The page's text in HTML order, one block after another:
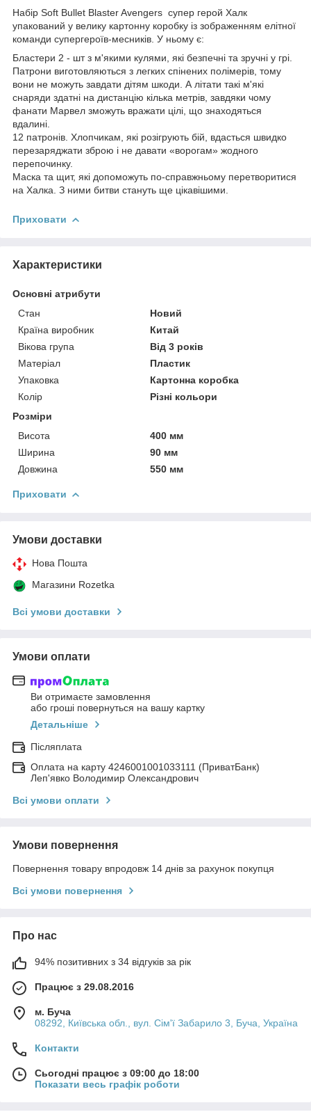
Набір Soft Bullet Blaster Avengers супер герой Халк
упакований у велику картонну коробку із зображенням елітної
команди супергероїв-месників. У ньому є:
Бластери 2 - шт з м'якими кулями, які безпечні та зручні у грі.
Патрони виготовляються з легких спінених полімерів, тому
вони не можуть завдати дітям шкоди. А літати такі м'які
снаряди здатні на дистанцію кілька метрів, завдяки чому
фанати Марвел зможуть вражати цілі, що знаходяться
вдалині.
12 патронів. Хлопчикам, які розігрують бій, вдасться швидко
перезаряджати зброю і не давати «ворогам» жодного
перепочинку.
Маска та щит, які допоможуть по-справжньому перетворитися
на Халка. З ними битви стануть ще цікавішими.
Приховати
Характеристики
Основні атрибути
Стан
Новий
Країна виробник
Китай
Вікова група
Від 3 років
Матеріал
Пластик
Упаковка
Картонна коробка
Колір
Різні кольори
Розміри
Висота
400 мм
Ширина
90 мм
Довжина
550 мм
Приховати
Умови доставки
Нова Пошта
Магазини Rozetka
Всі умови доставки
Умови оплати
Ви отримаєте замовлення
або гроші повернуться на вашу картку
Детальніше
Післяплата
Оплата на карту 4246001001033111 (ПриватБанк)
Леп'явко Володимир Олександрович
Всі умови оплати
Умови повернення
Повернення товару впродовж 14 днів за рахунок покупця
Всі умови повернення
Про нас
94% позитивних з 34 відгуків за рік
Працює з 29.08.2016
м. Буча
08292, Київська обл., вул. Сім'ї Забарило 3, Буча, Україна
Контакти
Сьогодні працює з 09:00 до 18:00
Показати весь графік роботи